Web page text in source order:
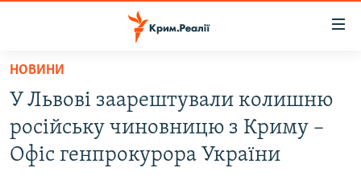
Перейти
основного
матеріалу
Перейти
до
ВІДЕО ТА ФОТО
НОВИНИ
У Львові заарештували колишню
російську чиновницю з Криму –
Офіс генпрокурора України